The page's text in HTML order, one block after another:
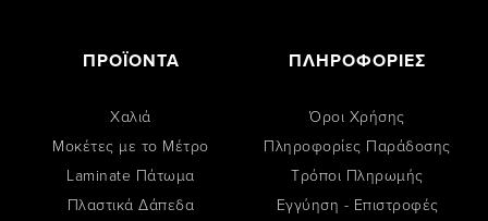
ΠΡΟΪΟΝΤΑ
Χαλιά
Μοκέτες με το Μέτρο
Laminate Πάτωμα
Πλαστικά Δάπεδα
ΠΛΗΡΟΦΟΡΙΕΣ
Όροι Χρήσης
Πληροφορίες Παράδοσης
Tρόποι Πληρωμής
Εγγύηση - Επιστροφές